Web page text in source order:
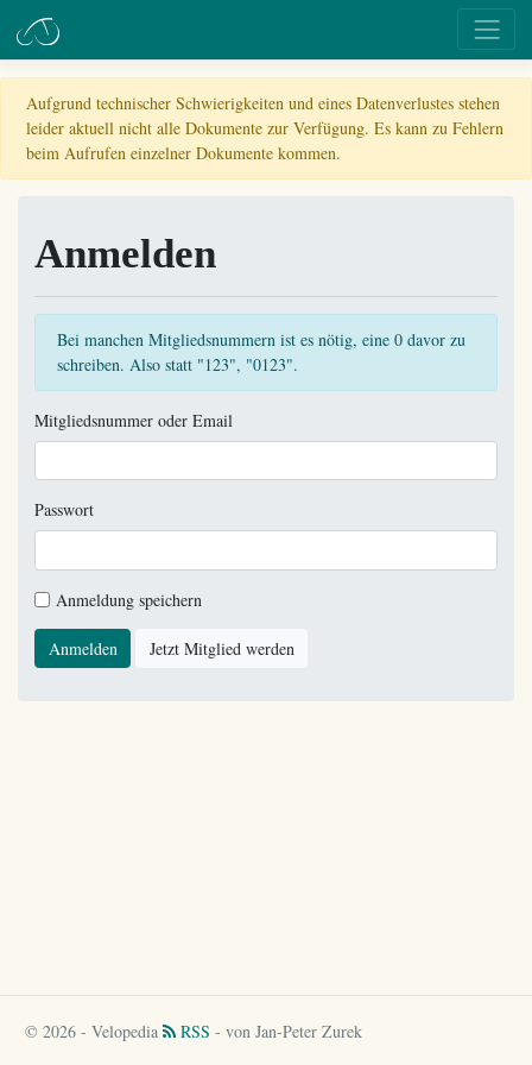
Aufgrund technischer Schwierigkeiten und eines Datenverlustes stehen
leider aktuell nicht alle Dokumente zur Verfügung. Es kann zu Fehlern
beim Aufrufen einzelner Dokumente kommen.
Anmelden
Bei manchen Mitgliedsnummern ist es nötig, eine 0 davor zu
schreiben. Also statt "123", "0123".
Mitgliedsnummer oder Email
Passwort
Anmeldung speichern
Anmelden Jetzt Mitglied werden
© 2026 - Velopedia RSS - von Jan-Peter Zurek